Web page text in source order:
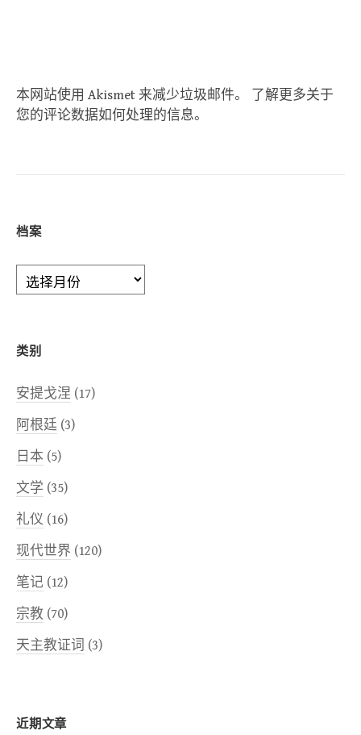
本网站使用 Akismet 来减少垃圾邮件。 了解更多关于
您的评论数据如何处理的信息。
档案
档
案
类别
安提戈涅 (17)
阿根廷 (3)
日本 (5)
文学 (35)
礼仪 (16)
现代世界 (120)
笔记 (12)
宗教 (70)
天主教证词 (3)
近期文章